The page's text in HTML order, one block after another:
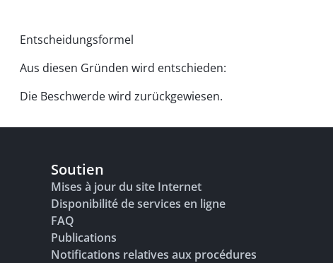
Entscheidungsformel
Aus diesen Gründen wird entschieden:
Die Beschwerde wird zurückgewiesen.
Soutien
Mises à jour du site Internet
Disponibilité de services en ligne
FAQ
Publications
Notifications relatives aux procédures